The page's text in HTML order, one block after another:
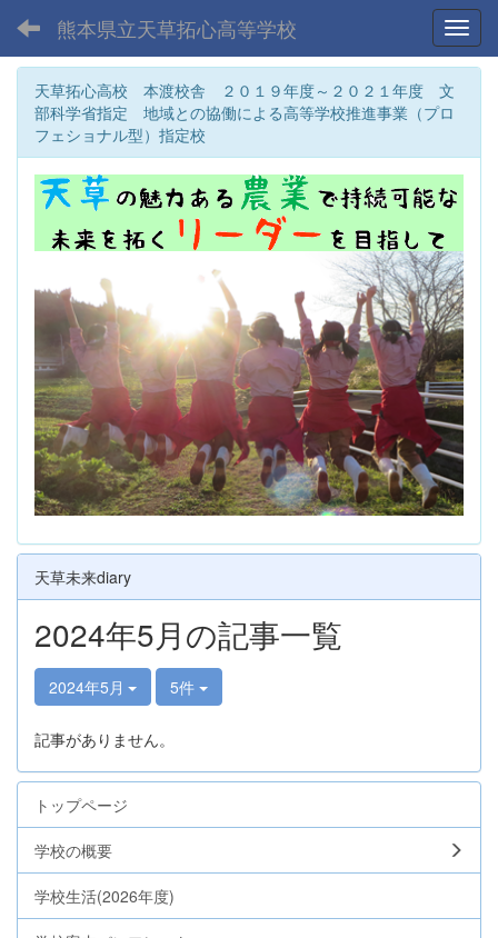
熊本県立天草拓心高等学校
天草拓心高校 本渡校舎 ２０１９年度～２０２１年度 文
部科学省指定 地域との協働による高等学校推進事業（プロ
フェショナル型）指定校
天草未来diary
2024年5月の記事一覧
2024年5月 5件
記事がありません。
トップページ
学校の概要
学校生活(2026年度)